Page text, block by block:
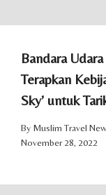
Bandara
Terapkan
Sky’ untuk
By Muslim Travel
November 28, 2022